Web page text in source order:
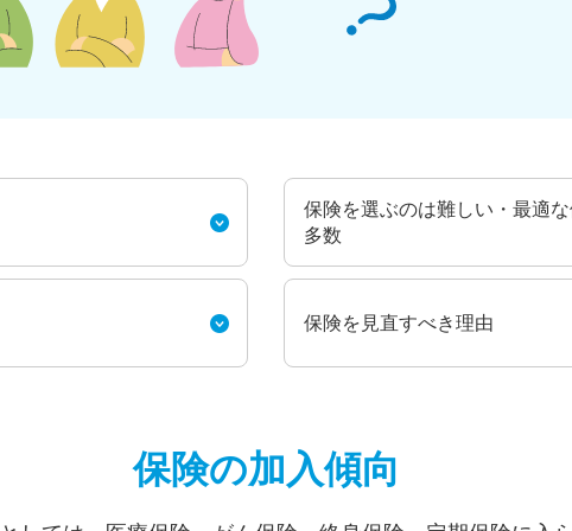
保険を選ぶのは難しい・最適
多数
保険を見直すべき理由
保険の加入傾向